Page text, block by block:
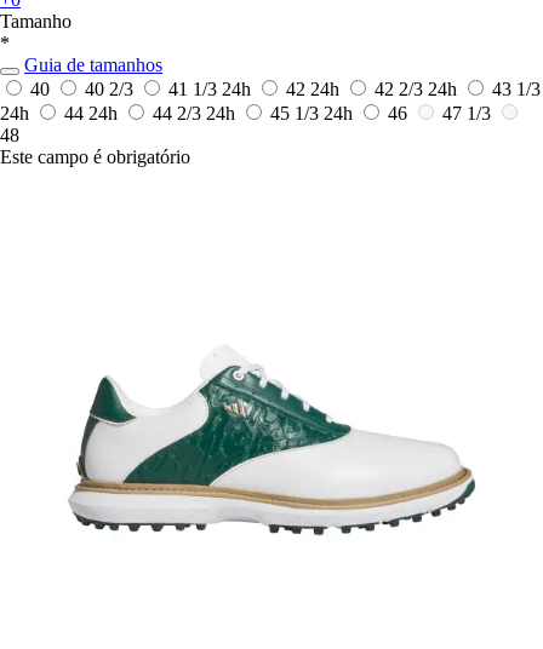
Tamanho
*
Guia de tamanhos
40
40 2/3 41 1/3 24h 42 24h 42 2/3 24h
43 1/3
24h
44 24h 44 2/3 24h 45 1/3 24h 46
47 1/3
48
Este campo é obrigatório